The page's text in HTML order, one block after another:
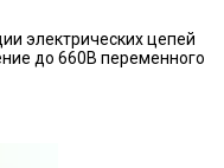
электрических цепей
до 660В переменного